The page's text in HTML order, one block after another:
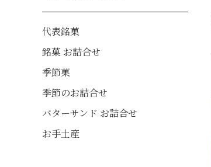
代表銘菓
銘菓 お詰合せ
季節菓
季節のお詰合せ
バターサンド お詰合せ
お手土産